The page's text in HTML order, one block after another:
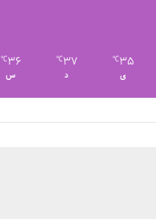
35
℃
ی
37
℃
د
36
℃
س